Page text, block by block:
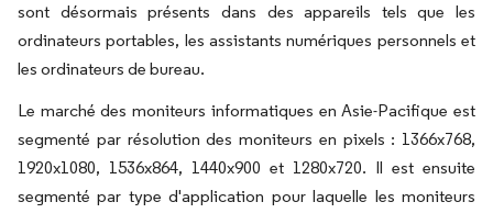
sont désormais présents dans des appareils tels que les
ordinateurs portables, les assistants numériques personnels et
les ordinateurs de bureau.
Le marché des moniteurs informatiques en Asie-Pacifique est
segmenté par résolution des moniteurs en pixels : 1366x768,
1920x1080, 1536x864, 1440x900 et 1280x720. Il est ensuite
segmenté par type d'application pour laquelle les moniteurs